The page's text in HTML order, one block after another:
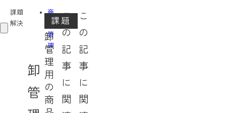
BACKYARD
課題
解決
商
品
管
理
卸
管
課題
卸
管
理
用
の
商
こ
の
記
事
に
関
こ
の
記
事
に
関